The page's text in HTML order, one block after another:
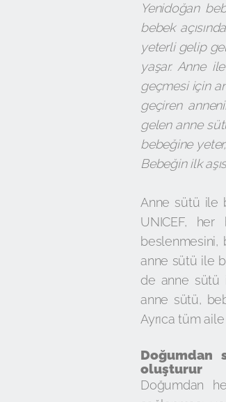
Yenidoğan
bebek
yeterli gelip
yaşar. Anne
geçmesi için
geçiren
gelen anne
bebeğine
Bebeğin ilk
Anne sütü ile
UNICEF,
beslenmesini,
anne sütü ile
de anne sütü
anne sütü,
Ayrıca tüm
Doğumdan
oluşturur
Doğumdan